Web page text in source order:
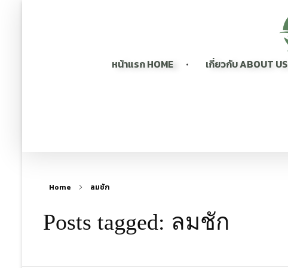
หน้าแรก HOME เกี่ยวกับ ABOUT US
Home ลมชัก
Posts tagged: ลมชัก